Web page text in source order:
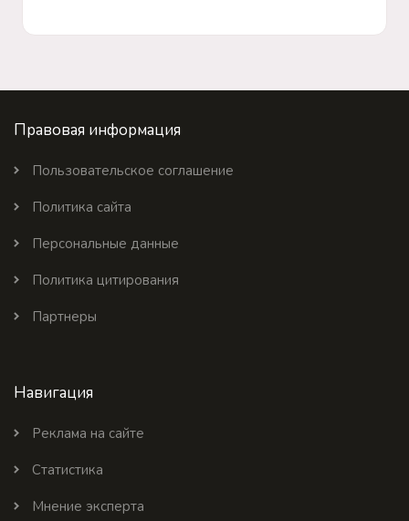
Правовая информация
Пользовательское соглашение
Политика сайта
Персональные данные
Политика цитирования
Партнеры
Навигация
Реклама на сайте
Статистика
Мнение эксперта